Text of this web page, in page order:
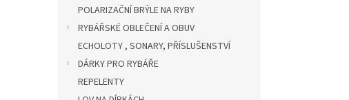
POLARIZAČNÍ BRÝLE NA RYBY
RYBÁŘSKÉ OBLEČENÍ A OBUV
ECHOLOTY , SONARY, PŘÍSLUŠENSTVÍ
DÁRKY PRO RYBÁŘE
REPELENTY